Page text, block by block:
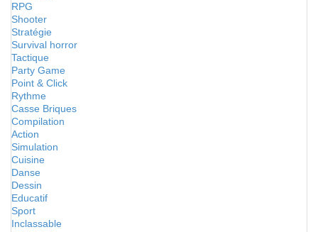
RPG
Shooter
Stratégie
Survival horror
Tactique
Party Game
Point & Click
Rythme
Casse Briques
Compilation
Action
Simulation
Cuisine
Danse
Dessin
Educatif
Sport
Inclassable